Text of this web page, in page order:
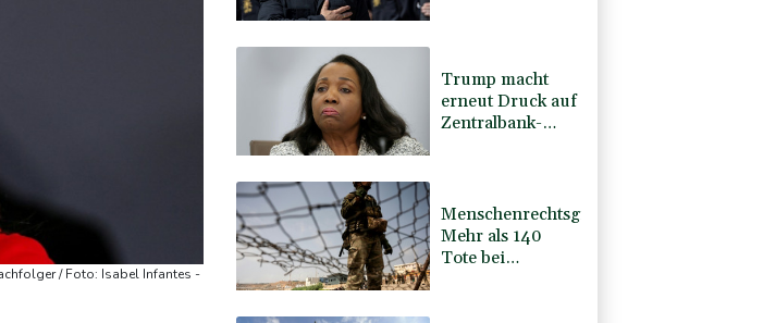
/ Foto: Isabel Infantes -
Trump macht
erneut Druck auf
Zentralbank-
Menschenrechtsgruppen:
Mehr als 140
Tote bei